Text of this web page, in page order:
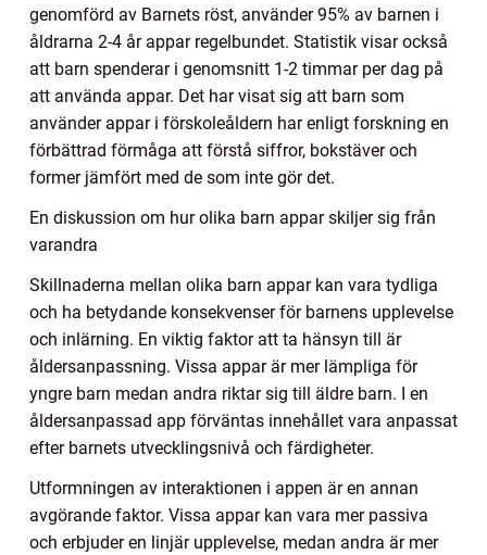
genomförd av Barnets röst, använder 95% av barnen i
åldrarna 2-4 år appar regelbundet. Statistik visar också
att barn spenderar i genomsnitt 1-2 timmar per dag på
att använda appar. Det har visat sig att barn som
använder appar i förskoleåldern har enligt forskning en
förbättrad förmåga att förstå siffror, bokstäver och
former jämfört med de som inte gör det.
En diskussion om hur olika barn appar skiljer sig från
varandra
Skillnaderna mellan olika barn appar kan vara tydliga
och ha betydande konsekvenser för barnens upplevelse
och inlärning. En viktig faktor att ta hänsyn till är
åldersanpassning. Vissa appar är mer lämpliga för
yngre barn medan andra riktar sig till äldre barn. I en
åldersanpassad app förväntas innehållet vara anpassat
efter barnets utvecklingsnivå och färdigheter.
Utformningen av interaktionen i appen är en annan
avgörande faktor. Vissa appar kan vara mer passiva
och erbjuder en linjär upplevelse, medan andra är mer